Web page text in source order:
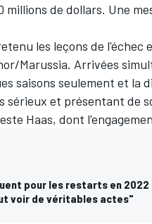
millions de dollars. Une
les leçons de l'échec
Marussia. Arrivées
saisons seulement et la
sérieux et présentant de
Haas, dont
pour les restarts en 2022
voir de véritables actes"